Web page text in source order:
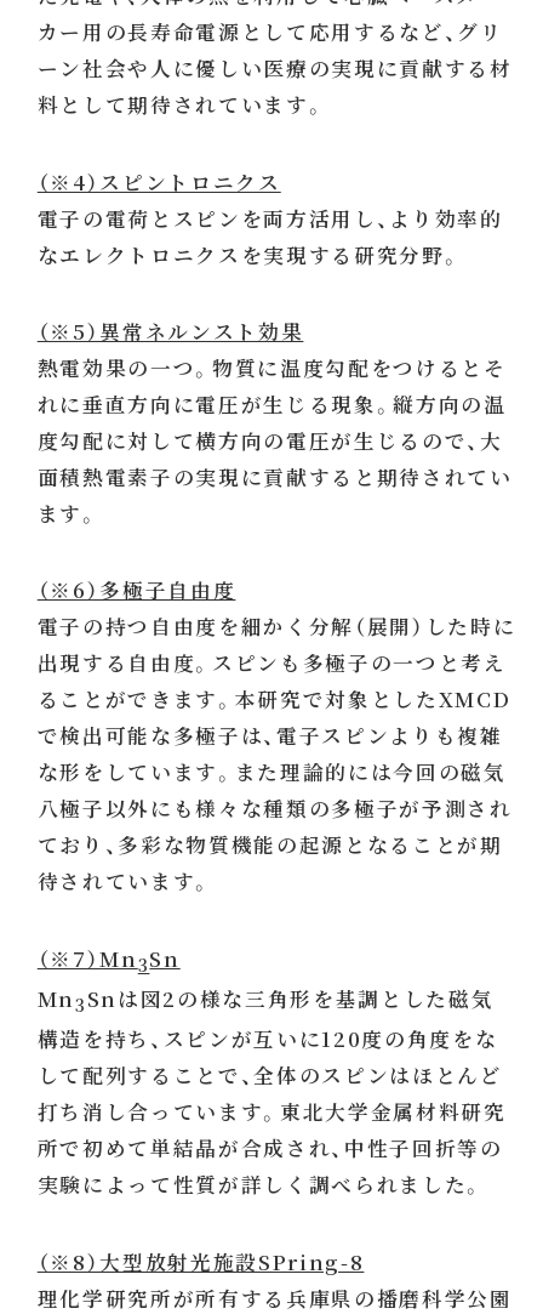
カー用の長寿命電源として応用するなど、グリ
ーン社会や人に優しい医療の実現に貢献する材
料として期待されています。
（※4）スピントロニクス
電子の電荷とスピンを両方活用し、より効率的
なエレクトロニクスを実現する研究分野。
（※5）異常ネルンスト効果
熱電効果の一つ。物質に温度勾配をつけるとそ
れに垂直方向に電圧が生じる現象。縦方向の温
度勾配に対して横方向の電圧が生じるので、大
面積熱電素子の実現に貢献すると期待されてい
ます。
（※6）多極子自由度
電子の持つ自由度を細かく分解（展開）した時に
出現する自由度。スピンも多極子の一つと考え
ることができます。本研究で対象としたXMCD
で検出可能な多極子は、電子スピンよりも複雑
な形をしています。また理論的には今回の磁気
八極子以外にも様々な種類の多極子が予測され
ており、多彩な物質機能の起源となることが期
待されています。
（※7）Mn3Sn
Mn3 Snは図2の様な三角形を基調とした磁気
構造を持ち、スピンが互いに120度の角度をな
して配列することで、全体のスピンはほとんど
打ち消し合っています。東北大学金属材料研究
所で初めて単結晶が合成され、中性子回折等の
実験によって性質が詳しく調べられました。
（※8）大型放射光施設SPring-8
理化学研究所が所有する兵庫県の播磨科学公園